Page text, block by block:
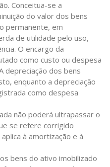
Conceitua-se a
do valor dos bens
permanente, em
de utilidade pelo uso,
O encargo da
como custo ou despesa
depreciação dos bens
enquanto a depreciação
como despesa
não poderá ultrapassar o
se refere corrigido
à amortização e à
bens do ativo imobilizado